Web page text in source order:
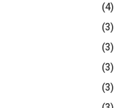
(4)
(3)
(3)
(3)
(3)